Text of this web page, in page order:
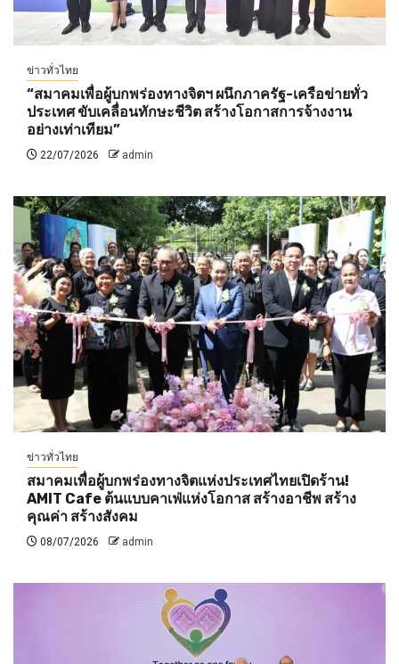
ข่าวทั่วไทย
“สมาคมเพื่อผู้บกพร่องทางจิตฯ ผนึกภาครัฐ-เครือข่ายทั่ว
ประเทศ ขับเคลื่อนทักษะชีวิต สร้างโอกาสการจ้างงาน
อย่างเท่าเทียม”
22/07/2026 admin
ข่าวทั่วไทย
สมาคมเพื่อผู้บกพร่องทางจิตแห่งประเทศไทยเปิดร้าน!
AMIT Cafe ต้นแบบคาเฟ่แห่งโอกาส สร้างอาชีพ สร้าง
คุณค่า สร้างสังคม
08/07/2026 admin